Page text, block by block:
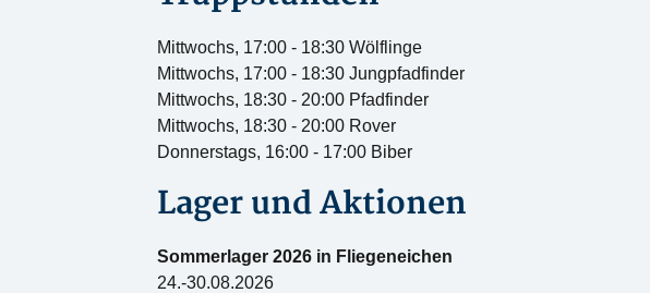
Mittwochs, 17:00 - 18:30 Wölflinge
Mittwochs, 17:00 - 18:30 Jungpfadfinder
Mittwochs, 18:30 - 20:00 Pfadfinder
Mittwochs, 18:30 - 20:00 Rover
Donnerstags, 16:00 - 17:00 Biber
Lager und Aktionen
Sommerlager 2026 in Fliegeneichen
24.-30.08.2026